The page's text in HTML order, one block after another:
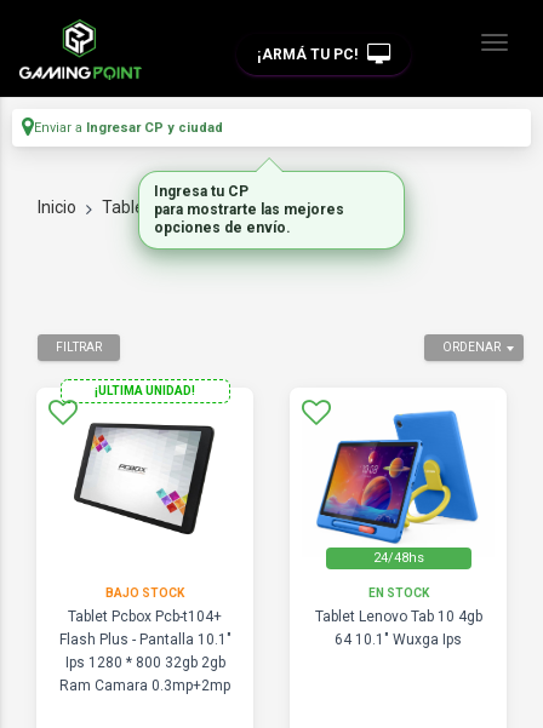
¡ARMÁ TU PC!
Enviar a Ingresar CP y ciudad
Inicio Tablets 10"
ORDENAR
FILTRAR
¡ULTIMA UNIDAD!
BAJO STOCK
Tablet Pcbox Pcb-t104+
Flash Plus - Pantalla 10.1"
Ips 1280 * 800 32gb 2gb
Ram Camara 0.3mp+2mp
24/48hs
EN STOCK
Tablet Lenovo Tab 10 4gb
64 10.1" Wuxga Ips
Ingresa tu CP
para mostrarte las mejores
opciones de envío.